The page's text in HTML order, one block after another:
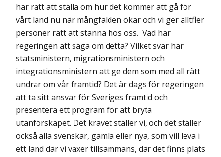
har rätt att ställa om hur det kommer att gå för
vårt land nu när mångfalden ökar och vi ger alltfler
personer rätt att stanna hos oss. Vad har
regeringen att säga om detta? Vilket svar har
statsministern, migrationsministern och
integrationsministern att ge dem som med all rätt
undrar om vår framtid? Det är dags för regeringen
att ta sitt ansvar för Sveriges framtid och
presentera ett program för att bryta
utanförskapet. Det kravet ställer vi, och det ställer
också alla svenskar, gamla eller nya, som vill leva i
ett land där vi växer tillsammans, där det finns plats